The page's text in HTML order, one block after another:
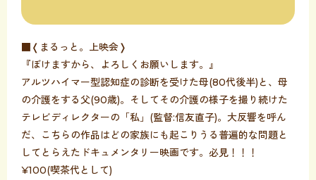
■❬まるっと。上映会❭
『ぼけますから、よろしくお願いします。』
アルツハイマー型認知症の診断を受けた母(80代後半)と、母
の介護をする父(90歳)。そしてその介護の様子を撮り続けた
テレビディレクターの「私」(監督:信友直子)。大反響を呼ん
だ、こちらの作品はどの家族にも起こりうる普遍的な問題と
してとらえたドキュメンタリー映画です。必見！！！
¥100(喫茶代として)